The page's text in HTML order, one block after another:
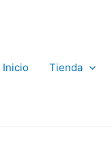
Inicio Tienda